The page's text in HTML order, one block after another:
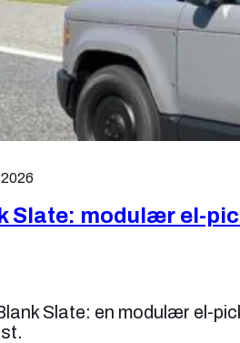
Slate: modulær el-
Slate: en modulær el-